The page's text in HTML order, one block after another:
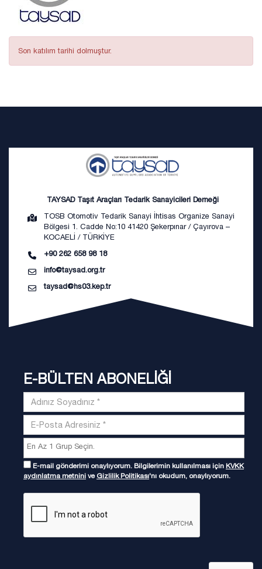
Son katılım tarihi dolmuştur.
TAYSAD Taşıt Araçları Tedarik Sanayicileri Derneği
TOSB Otomotiv Tedarik Sanayi İhtisas Organize Sanayi
Bölgesi 1. Cadde No:10 41420 Şekerpınar / Çayırova –
KOCAELİ / TÜRKİYE
+90 262 658 98 18
info@taysad.org.tr
taysad@hs03.kep.tr
E-BÜLTEN ABONELİĞİ
E-mail gönderimi onaylıyorum. Bilgilerimin kullanılması için KVKK
aydınlatma metnini ve Gizlilik Politikası'nı okudum, onaylıyorum.